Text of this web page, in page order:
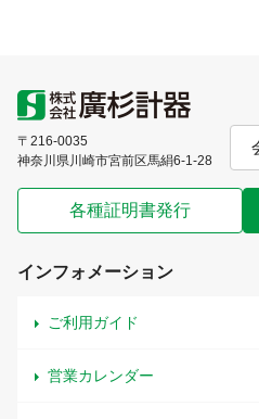
〒216-0035
神奈川県川崎市宮前区馬絹6-1-28
各種証明書発行
インフォメーション
ご利用ガイド
営業カレンダー